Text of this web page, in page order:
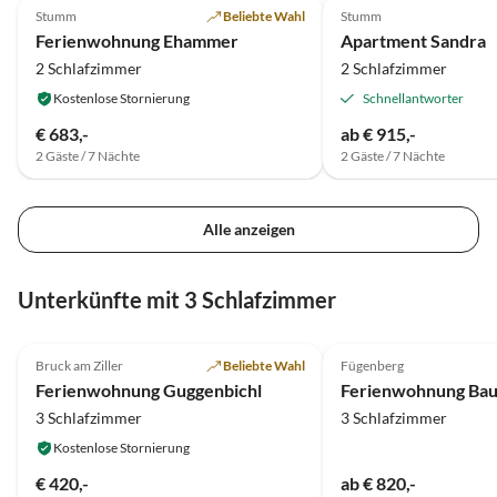
Stumm Beliebte Wahl
Ferienwohnung Ehammer
2 Schlafzimmer
Kostenlose Stornierung
€ 683,-
2 Gäste / 7 Nächte
Stumm
Apartment Sandra
2 Schlafzimmer
Schnellantworter
ab € 915,-
2 Gäste / 7 Nächte
Alle anzeigen
Unterkünfte mit 3 Schlafzimmer
Bruck am Ziller Beliebte Wahl
Ferienwohnung Guggenbichl
3 Schlafzimmer
Kostenlose Stornierung
€ 420,-
Fügenberg
3 Schlafzimmer
ab € 820,-